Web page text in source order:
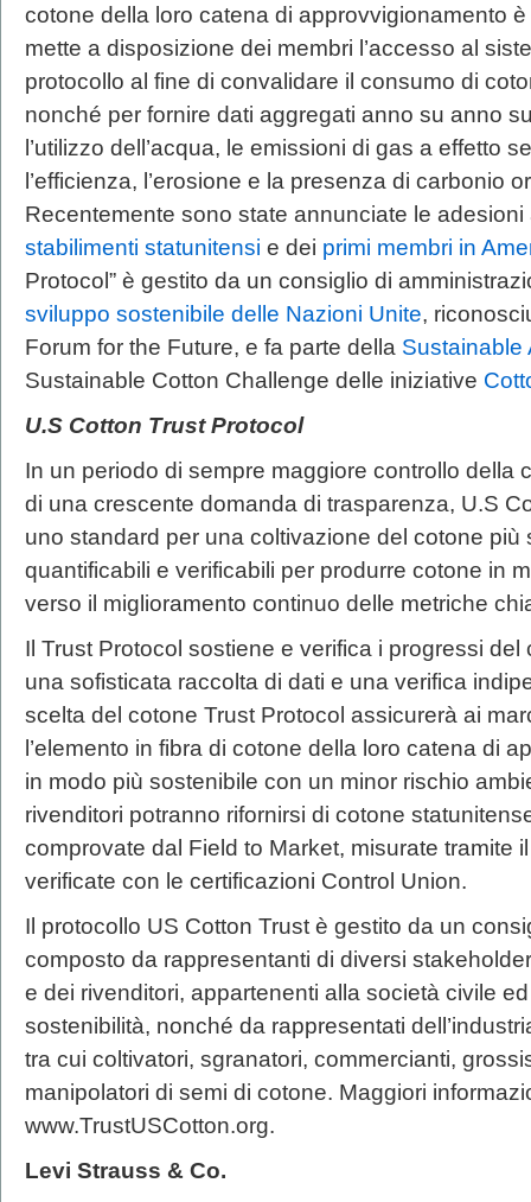
cotone della loro catena di approvvigionamento
mette a disposizione dei membri l’accesso al
protocollo al fine di convalidare il consumo di
nonché per fornire dati aggregati anno su anno
l’utilizzo dell’acqua, le emissioni di gas a effetto
l’efficienza, l’erosione e la presenza di carbonio
Recentemente sono state annunciate le
stabilimenti statunitensi e dei primi membri in
Protocol” è gestito da un consiglio di
sviluppo sostenibile delle Nazioni Unite,
Forum for the Future, e fa parte della Sustainable
Sustainable Cotton Challenge delle iniziative
U.S Cotton Trust Protocol
In un periodo di sempre maggiore controllo della
di una crescente domanda di trasparenza, U.S
uno standard per una coltivazione del cotone più
quantificabili e verificabili per produrre cotone in
verso il miglioramento continuo delle metriche
Il Trust Protocol sostiene e verifica i progressi
una sofisticata raccolta di dati e una verifica
scelta del cotone Trust Protocol assicurerà ai
l’elemento in fibra di cotone della loro catena di
in modo più sostenibile con un minor rischio
rivenditori potranno rifornirsi di cotone
comprovate dal Field to Market, misurate tramite
verificate con le certificazioni Control Union.
Il protocollo US Cotton Trust è gestito da un
composto da rappresentanti di diversi
e dei rivenditori, appartenenti alla società civile
sostenibilità, nonché da rappresentati
tra cui coltivatori, sgranatori, commercianti,
manipolatori di semi di cotone. Maggiori
www.TrustUSCotton.org.
Levi Strauss & Co.